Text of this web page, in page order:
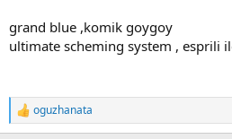
grand blue ,komik goygoy
ultimate scheming system , esprili
T
e
oguzhanata